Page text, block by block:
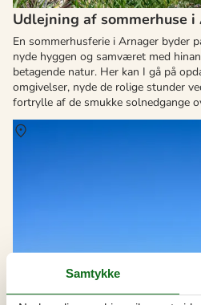
Udlejning af sommerhuse i
En sommerhusferie i Arnager byder
nyde hyggen og samværet med
betagende natur. Her kan I gå på
omgivelser, nyde de rolige stunder
fortrylle af de smukke solnedgange
Samtykke